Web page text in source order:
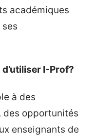
académiques
I-Prof?
à des
des opportunités
enseignants de